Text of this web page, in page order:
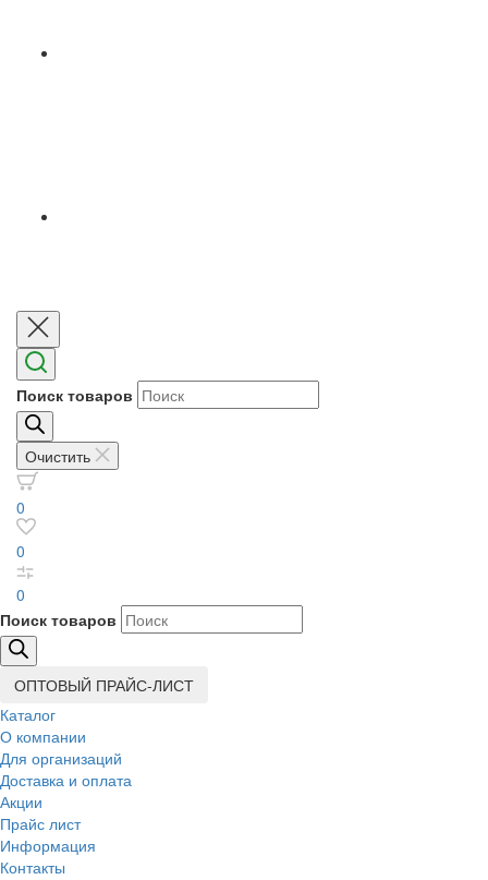
Поиск товаров
Очистить
0
0
0
Поиск товаров
ОПТОВЫЙ ПРАЙС-ЛИСТ
Каталог
О компании
Для организаций
Доставка и оплата
Акции
Прайс лист
Информация
Контакты